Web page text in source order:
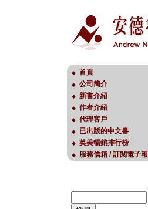
◆ 首頁
◆ 公司簡介
◆ 新書介紹
◆ 作者介紹
◆ 代理客戶
◆ 已出版的中文書
◆ 英美暢銷排行榜
◆ 服務信箱 / 訂閱電子報